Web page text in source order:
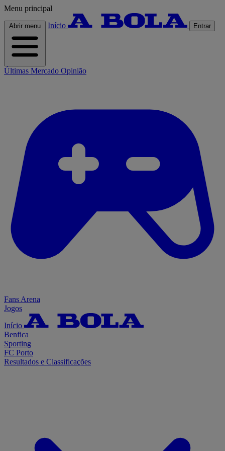
Menu principal
Abrir menu Início Entrar
Últimas Mercado Opinião
Fans Arena
Jogos
Início
Benfica
Sporting
FC Porto
Resultados e Classificações